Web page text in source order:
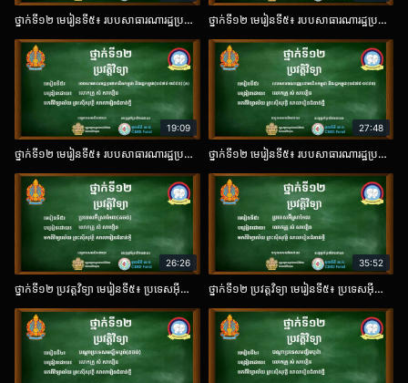
ថ្នាក់ទី១២ មេរៀនទី៥៖ របបសាធារណារដ្ឋប្រជាមានិតកម្ពុជា និងរដ្ឋកម្ពុជា (១៩៧៩-១៩៩១) តចប់​ ថ្នាក់ទី១២ មេរៀនទី៥៖ របបសាធារណារដ្ឋប្រជាមានិតកម្ពុជា និងរដ្ឋកម្ពុជា (១៩៧៩-១៩៩១) ត៣​
19:09
ថ្នាក់ទី១២ មេរៀនទី៥៖ របបសាធារណារដ្ឋប្រជាមានិតកម្ពុជា និងរដ្ឋកម្ពុជា (១៩៧៩-១៩៩១) ត២​
27:48
ថ្នាក់ទី១២ មេរៀនទី៥៖ របបសាធារណារដ្ឋប្រជាមានិតកម្ពុជា និងរដ្ឋកម្ពុជា (១៩៧៩-១៩៩១)​
26:26
ថ្នាក់ទី១២ ប្រវត្តវិទ្យា មេរៀនទី៥៖ ប្រទេសអ៊ីស្រាអែល (តចប់​
35:52
ថ្នាក់ទី១២ ប្រវត្តវិទ្យា មេរៀនទី៥៖ ប្រទេសអ៊ីស្រាអែល​